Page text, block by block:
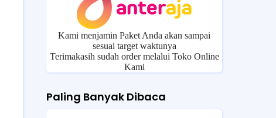
Kami menjamin Paket Anda akan sampai
sesuai target waktunya
Terimakasih sudah order melalui Toko Online
Kami
Paling Banyak Dibaca